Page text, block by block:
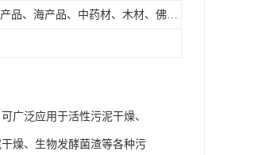
食品、农副产品、海产品、中药材、木材、佛香、茶叶、污泥等
广泛应用于活性污泥干燥、
燥、生物发酵菌渣等各种污